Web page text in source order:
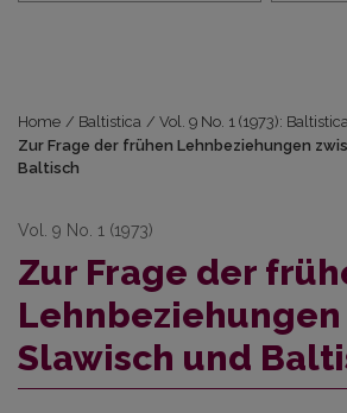
Home / Baltistica / Vol. 9 No. 1 (1973): Baltistica
Zur Frage der frühen Lehnbeziehungen
Baltisch
Vol. 9 No. 1 (1973)
Zur Frage der
Slawisch und